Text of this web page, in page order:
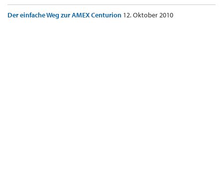
Der einfache Weg zur AMEX Centurion 12. Oktober 2010